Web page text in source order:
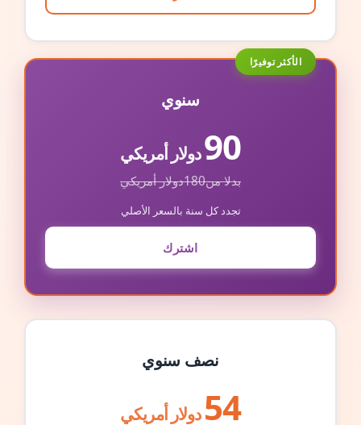
الأكثر توفيرًا
سنوي
90دولار أمريكي
بدلا من180دولار أمريكي
تجدد كل سنة بالسعر الأصلي
اشترك
نصف سنوي
54 دولار أمريكي